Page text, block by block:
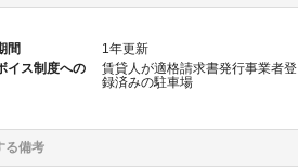
間 1年更新
イス制度への
賃貸人が適格請求書発行事業者登
録済みの駐車場
る備考